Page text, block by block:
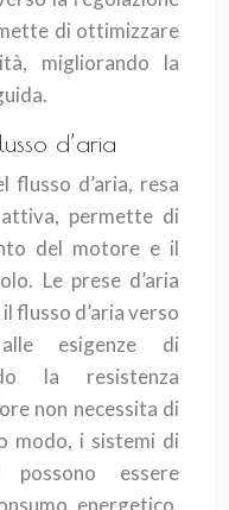
di ottimizzare
migliorando la
d’aria
flusso d’aria, resa
attiva, permette di
del motore e il
Le prese d’aria
flusso d’aria verso
esigenze di
la resistenza
non necessita di
modo, i sistemi di
possono essere
energetico,